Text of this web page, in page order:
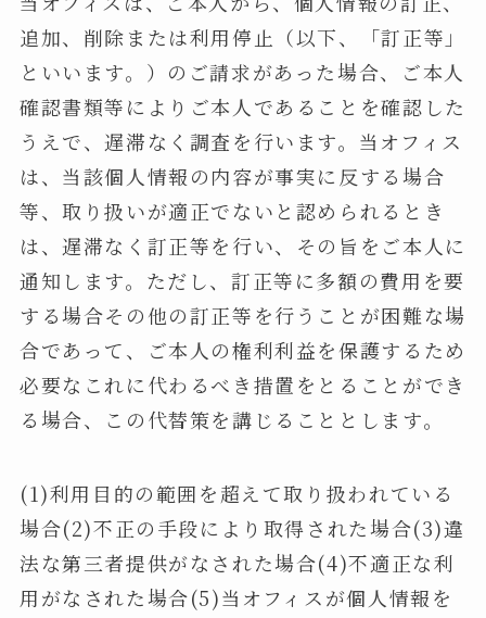
追加、削除または利用停止（以下、「訂正等」
といいます。）のご請求があった場合、ご本人
確認書類等によりご本人であることを確認した
うえで、遅滞なく調査を行います。当オフィス
は、当該個人情報の内容が事実に反する場合
等、取り扱いが適正でないと認められるとき
は、遅滞なく訂正等を行い、その旨をご本人に
通知します。ただし、訂正等に多額の費用を要
する場合その他の訂正等を行うことが困難な場
合であって、ご本人の権利利益を保護するため
必要なこれに代わるべき措置をとることができ
る場合、この代替策を講じることとします。
(1)利用目的の範囲を超えて取り扱われている
場合(2)不正の手段により取得された場合(3)違
法な第三者提供がなされた場合(4)不適正な利
用がなされた場合(5)当オフィスが個人情報を